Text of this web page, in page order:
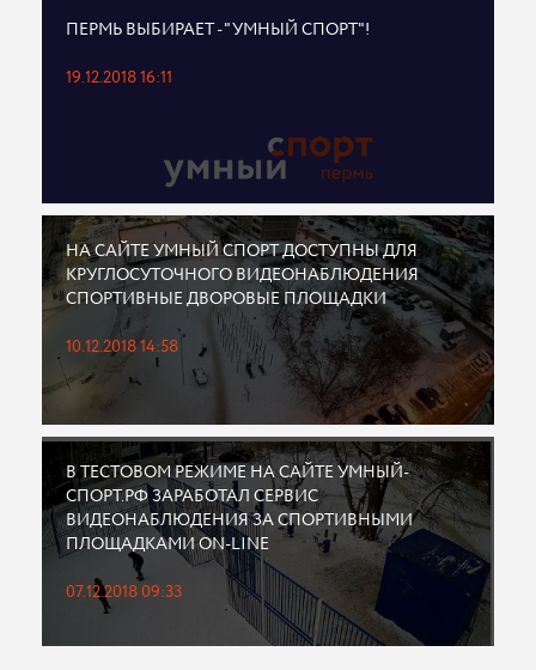
ПЕРМЬ ВЫБИРАЕТ - "УМНЫЙ СПОРТ"!
19.12.2018 16:11
НА САЙТЕ УМНЫЙ СПОРТ ДОСТУПНЫ ДЛЯ
КРУГЛОСУТОЧНОГО ВИДЕОНАБЛЮДЕНИЯ
СПОРТИВНЫЕ ДВОРОВЫЕ ПЛОЩАДКИ
10.12.2018 14:58
В ТЕСТОВОМ РЕЖИМЕ НА САЙТЕ УМНЫЙ-
СПОРТ.РФ ЗАРАБОТАЛ СЕРВИС
ВИДЕОНАБЛЮДЕНИЯ ЗА СПОРТИВНЫМИ
ПЛОЩАДКАМИ ON-LINE
07.12.2018 09:33